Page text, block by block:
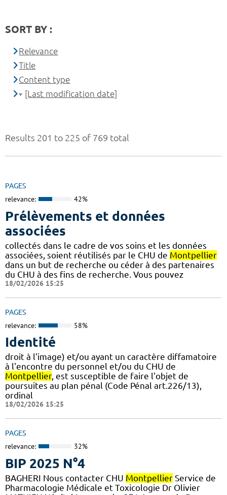
Results 201 to 225 of 769 total
PAGES
relevance: 42%
Prélèvements et données
associées
collectés dans le cadre de vos soins et les données
associées, soient réutilisés par le CHU de Montpellier
dans un but de recherche ou céder à des partenaires
du CHU à des fins de recherche. Vous pouvez
18/02/2026 15:25
PAGES
relevance: 58%
Identité
droit à l'image) et/ou ayant un caractère diffamatoire
à l'encontre du personnel et/ou du CHU de
Montpellier, est susceptible de faire l'objet de
poursuites au plan pénal (Code Pénal art.226/13),
ordinal
18/02/2026 15:25
PAGES
relevance: 32%
BIP 2025 N°4
BAGHERI Nous contacter CHU Montpellier Service de
Pharmacologie Médicale et Toxicologie Dr Olivier
SORT BY :
Relevance
Title
Content type
[Last modification date]